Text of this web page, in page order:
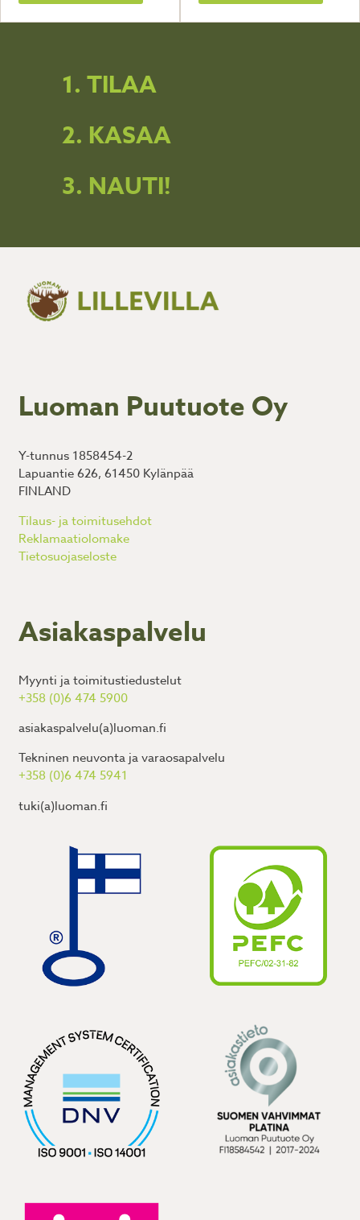
1. TILAA
2. KASAA
3. NAUTI!
Luoman Puutuote Oy
Y-tunnus 1858454-2
Lapuantie 626, 61450 Kylänpää
FINLAND
Tilaus- ja toimitusehdot
Reklamaatiolomake
Tietosuojaseloste
Asiakaspalvelu
Myynti ja toimitustiedustelut
+358 (0)6 474 5900
asiakaspalvelu(a)luoman.fi
Tekninen neuvonta ja varaosapalvelu
+358 (0)6 474 5941
tuki(a)luoman.fi